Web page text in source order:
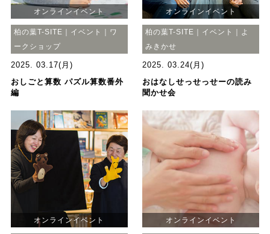
オンラインイベント
柏の葉T-SITE｜イベント｜ワ
ークショップ
2025. 03.17(月)
おしごと算数 パズル算数番外
編
オンラインイベント
柏の葉T-SITE｜イベント｜よ
みきかせ
2025. 03.24(月)
おはなしせっせっせーの読み
聞かせ会
オンラインイベント オンラインイベント